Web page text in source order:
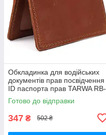
Обкладинка для водійських
документів прав посвідчення
ID паспорта прав TARWA RB-
0113-4sa
Готово до відправки
347 ₴ 502 ₴